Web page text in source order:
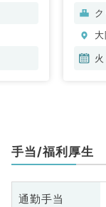
火
手当/福利厚生
通勤手当